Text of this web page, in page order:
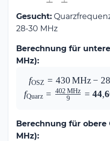
Gesucht:
28-30 MHz
Berechnung für
MHz):
f_\text{OSZ} =
430\,\text{MHz}
- 28\,\text{MHz}
402\,\text{MHz}
fOSZ = 430MHz − 28
fQuarz = 9
402 MHz = 44,
Berechnung für obere
MHz):